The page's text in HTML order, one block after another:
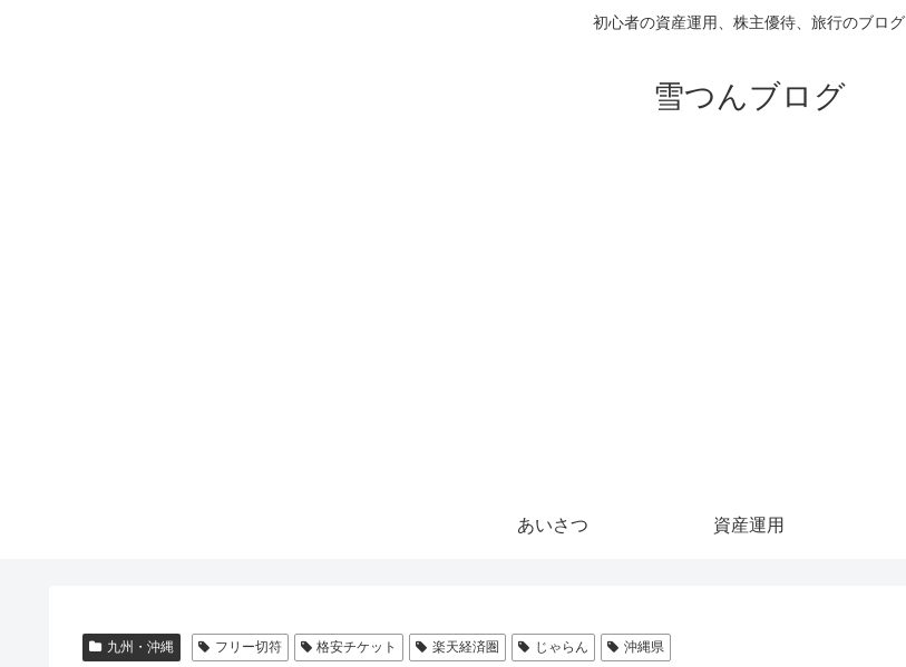
初心者の資産運用、株主優待、旅行のブログ
雪つんブログ
あいさつ 資産運用
九州・沖縄 フリー切符 格安チケット 楽天経済圏 じゃらん 沖縄県